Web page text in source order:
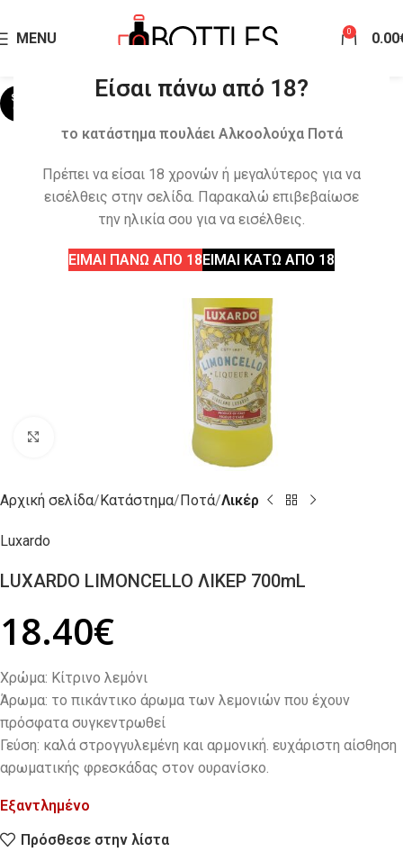
Είσαι πάνω από 18?
το κατάστημα πουλάει Αλκοολούχα Ποτά
Πρέπει να είσαι 18 χρονών ή μεγαλύτερος για να
εισέλθεις στην σελίδα. Παρακαλώ επιβεβαίωσε
την ηλικία σου για να εισέλθεις.
ΕΙΜΑΙ ΠΑΝΩ ΑΠΟ 18ΕΙΜΑΙ ΚΑΤΩ ΑΠΟ 18
MENU 0 0.00
SOLD
OUT
Αρχική σελίδα Κατάστημα Ποτά Λικέρ
Luxardo
LUXARDO LIMONCELLO ΛΙΚΕΡ 700mL
18.40€
Χρώμα: Κίτρινο λεμόνι
Άρωμα: το πικάντικο άρωμα των λεμονιών που έχουν
πρόσφατα συγκεντρωθεί
Γεύση: καλά στρογγυλεμένη και αρμονική. ευχάριστη αίσθηση
αρωματικής φρεσκάδας στον ουρανίσκο.
Εξαντλημένο
Πρόσθεσε στην λίστα